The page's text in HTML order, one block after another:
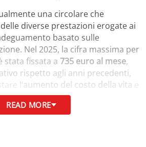
una circolare che
diverse prestazioni erogate ai
basato sulle
Nel 2025, la cifra massima per
stata fissata a 735 euro al mese,
rispetto agli anni precedenti,
l’aumento del costo della vita e
pensioni di basso valore.
READ MORE